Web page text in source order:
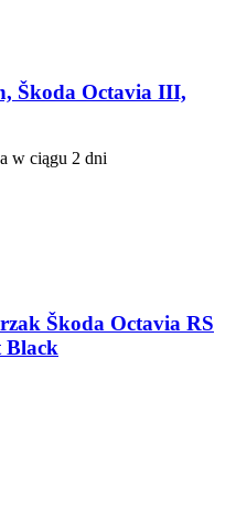
Škoda Octavia III,
w ciągu 2 dni
Škoda Octavia RS
Black